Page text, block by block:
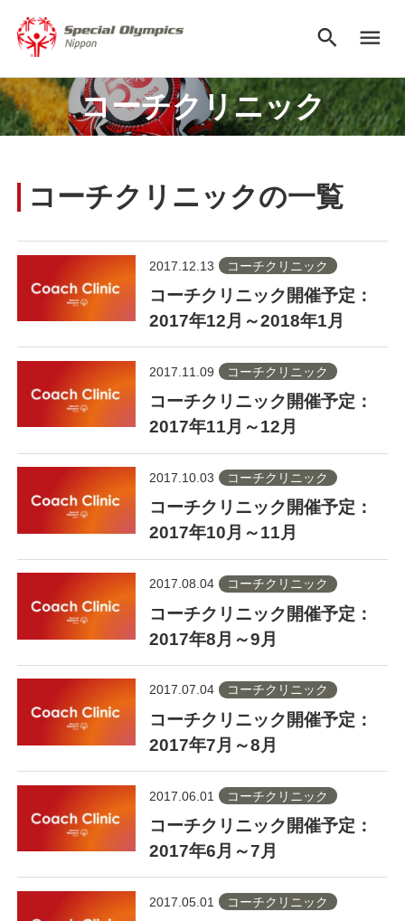
search menu
コーチクリニック
コーチクリニックの一覧
2017.12.13 コーチクリニック
コーチクリニック開催予定：
2017年12月～2018年1月
2017.11.09 コーチクリニック
コーチクリニック開催予定：
2017年11月～12月
2017.10.03 コーチクリニック
コーチクリニック開催予定：
2017年10月～11月
2017.08.04 コーチクリニック
コーチクリニック開催予定：
2017年8月～9月
2017.07.04 コーチクリニック
コーチクリニック開催予定：
2017年7月～8月
2017.06.01 コーチクリニック
コーチクリニック開催予定：
2017年6月～7月
2017.05.01 コーチクリニック